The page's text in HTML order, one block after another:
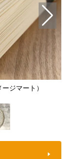
ジマート）